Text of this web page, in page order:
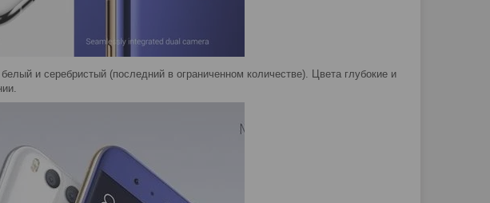
и серебристый (последний в ограниченном количестве). Цвета глубокие и